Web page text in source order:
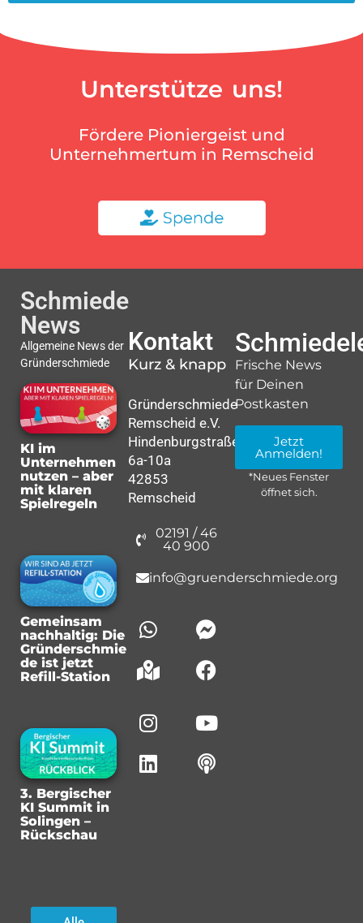
Unterstütze uns!
Fördere Pioniergeist und
Unternehmertum in Remscheid
Schmiede
News
Allgemeine News der
Gründerschmiede
KI im
Unternehmen
nutzen – aber
mit klaren
Spielregeln
Gemeinsam
nachhaltig: Die
Gründerschmie
de ist jetzt
Refill-Station
3. Bergischer
KI Summit in
Solingen –
Rückschau
Kontakt
Kurz & knapp
Gründerschmiede
Remscheid e.V.
Hindenburgstraße
6a-10a
42853
Remscheid
02191 / 46
40 900
info@gruenderschmiede.org
Frische News
für Deinen
Postkasten
Jetzt
Anmelden!
*Neues Fenster
öffnet sich.